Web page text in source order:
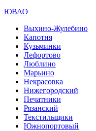
ЮВАО
Выхино-Жулебино
Капотня
Кузьминки
Лефортово
Люблино
Марьино
Некрасовка
Нижегородский
Печатники
Рязанский
Текстильщики
Южнопортовый